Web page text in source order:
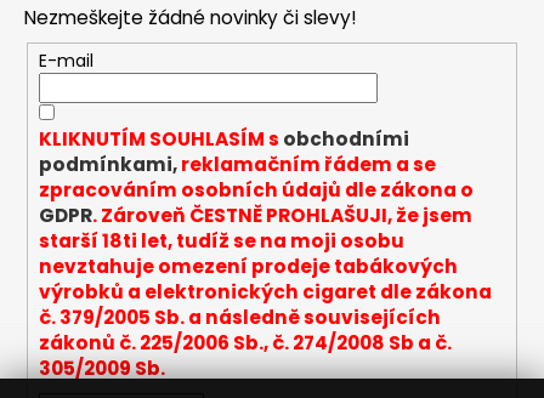
a
c
í
p
r
v
k
y
v
ý
p
i
s
u
Nezmeškejte žádné novinky či slevy!
E-mail
KLIKNUTÍM SOUHLASÍM s obchodními
podmínkami,reklamačním řádem a se
zpracováním osobních údajů dle zákona o
GDPR. Zároveň ČESTNĚ PROHLAŠUJI, že jsem
starší 18ti let, tudíž se na moji osobu
nevztahuje omezení prodeje tabákových
výrobků a elektronických cigaret dle zákona
č. 379/2005 Sb. a následně souvisejících
zákonů č. 225/2006 Sb., č. 274/2008 Sb a č.
305/2009 Sb.